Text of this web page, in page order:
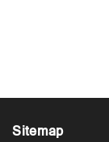
Sitemap